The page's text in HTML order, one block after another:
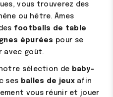
(2 avis)
vous trouverez des
ou hêtre. Âmes
footballs de table
épurées pour se
avec goût.
sélection de baby-
ses balles de jeuxafin
vous réunir et jouer